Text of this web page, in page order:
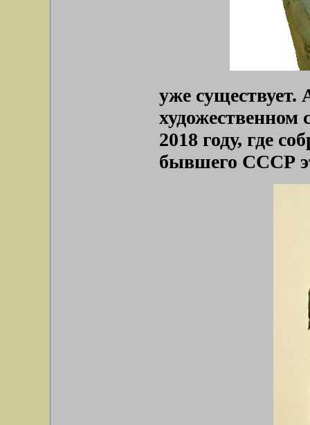
уже
художественном
2018 году, где
бывшего СССР